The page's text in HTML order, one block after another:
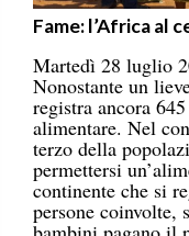
Fame: l’Africa al
Martedì 28 luglio
Nonostante un
registra ancora
alimentare. Nel
terzo della
permettersi
continente che si
persone coinvolte,